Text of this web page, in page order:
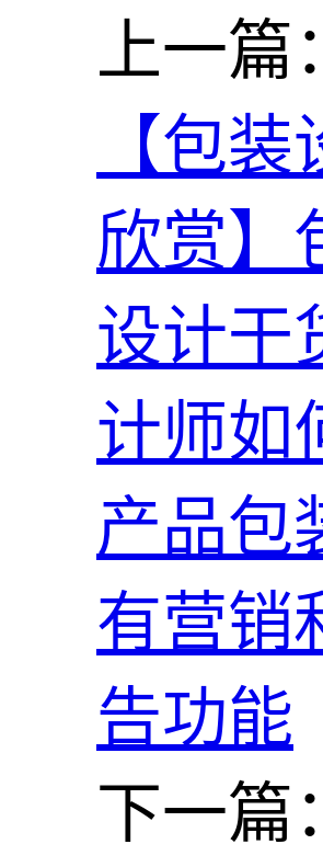
上一篇：
【包装
欣赏】
设计干
计师如
产品包
有营销
告功能
下一篇：